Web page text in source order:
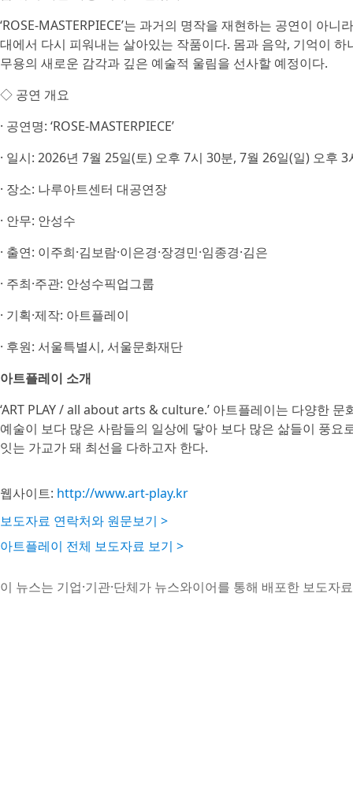
‘ROSE-MASTERPIECE’는 과거의 명작을 재현하는 공연이 아
대에서 다시 피워내는 살아있는 작품이다. 몸과 음악, 기억이
무용의 새로운 감각과 깊은 예술적 울림을 선사할 예정이다.
◇ 공연 개요
· 공연명: ‘ROSE-MASTERPIECE’
· 일시: 2026년 7월 25일(토) 오후 7시 30분, 7월 26일(일) 오후 3
· 장소: 나루아트센터 대공연장
· 안무: 안성수
· 출연: 이주희·김보람·이은경·장경민·임종경·김은
· 주최·주관: 안성수픽업그룹
· 기획·제작: 아트플레이
· 후원: 서울특별시, 서울문화재단
아트플레이 소개
‘ART PLAY / all about arts & culture.’ 아트플레이는 다양한 문
예술이 보다 많은 사람들의 일상에 닿아 보다 많은 삶들이 풍요
잇는 가교가 돼 최선을 다하고자 한다.
웹사이트: http://www.art-play.kr
보도자료 연락처와 원문보기 >
아트플레이 전체 보도자료 보기 >
이 뉴스는 기업·기관·단체가 뉴스와이어를 통해 배포한 보도자